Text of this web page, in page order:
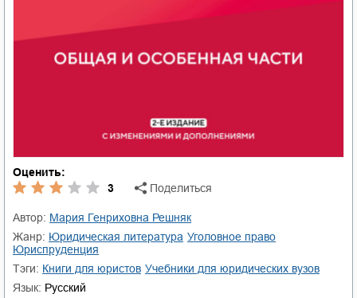
Оценить:
3
Поделиться
Автор:
Мария Генриховна Решняк
Жанр:
юридическая литература
уголовное право
юриспруденция
Тэги:
книги для юристов
учебники для юридических вузов
Язык: Русский